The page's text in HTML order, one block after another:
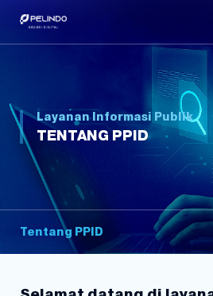
Layanan Informasi Publik
TENTANG PPID
Tentang PPID